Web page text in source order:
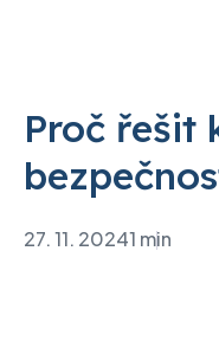
Proč řešit
27. 11. 20241 min